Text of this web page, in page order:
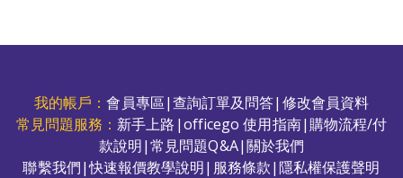
我的帳戶：會員專區|查詢訂單及問答| 修改會員資料
常見問題服務： 新手上路 |officego 使用指南|購物流程/付
款說明|常見問題Q&A|關於我們
聯繫我們|快速報價教學說明| 服務條款|隱私權保護聲明